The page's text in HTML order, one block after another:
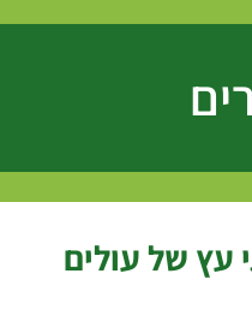
עץ של עולים